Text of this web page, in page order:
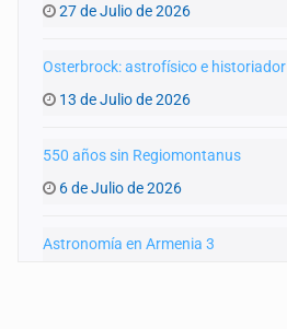
27 de Julio de 2026
Osterbrock: astrofísico e historiador
13 de Julio de 2026
550 años sin Regiomontanus
6 de Julio de 2026
Astronomía en Armenia 3